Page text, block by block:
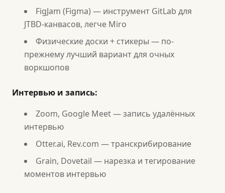
FigJam (Figma) — инструмент GitLab для
JTBD-канвасов, легче Miro
Физические доски + стикеры — по-
прежнему лучший вариант для очных
воркшопов
Интервью и запись:
Zoom, Google Meet — запись удалённых
интервью
Otter.ai, Rev.com — транскрибирование
Grain, Dovetail — нарезка и тегирование
моментов интервью